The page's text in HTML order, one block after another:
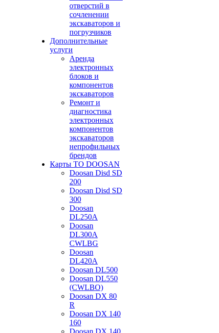
отверстий в
сочленении
экскаваторов и
погрузчиков
Дополнительные
услуги
Аренда
электронных
блоков и
компонентов
экскаваторов
Ремонт и
диагностика
электронных
компонентов
экскаваторов
непрофильных
брендов
Карты ТО DOOSAN
Doosan Disd SD
200
Doosan Disd SD
300
Doosan
DL250A
Doosan
DL300A
CWLBG
Doosan
DL420A
Doosan DL500
Doosan DL550
(CWLBO)
Doosan DX 80
R
Doosan DX 140
160
Doosan DX 140